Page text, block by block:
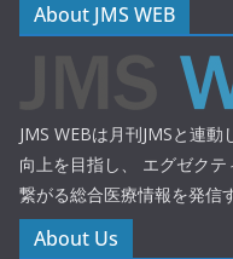
About JMS WEB
JMS WEBは月刊JMSと連
向上を目指し、 エグゼク
繋がる総合医療情報を発信
About Us